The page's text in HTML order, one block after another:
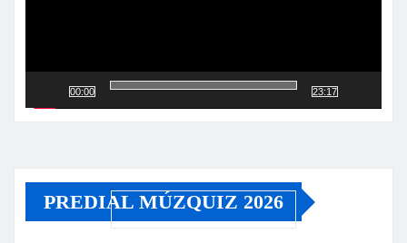
00:00 23:17
PREDIAL MÚZQUIZ 2026